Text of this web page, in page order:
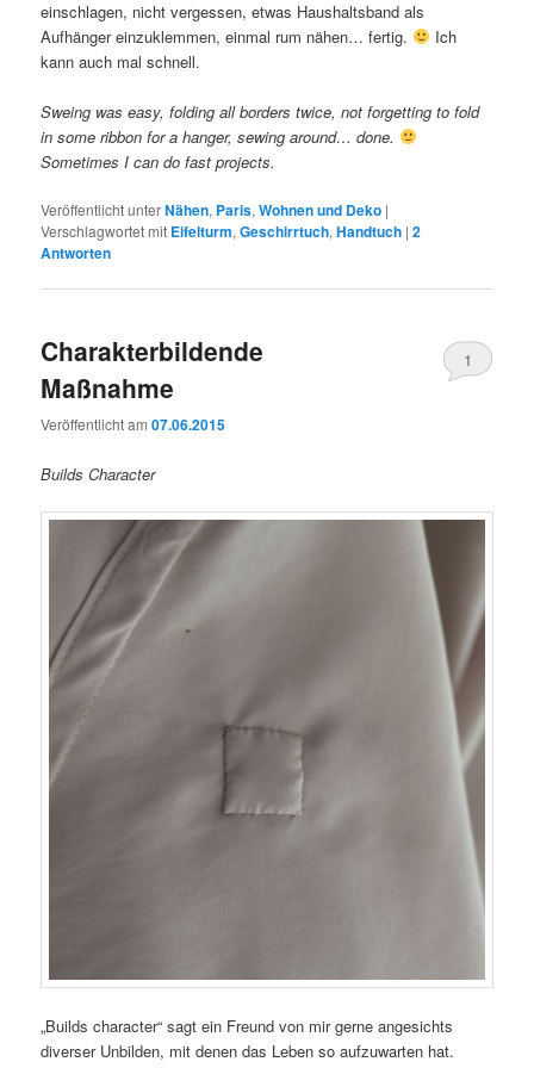
einschlagen, nicht vergessen, etwas Haushaltsband als
Aufhänger einzuklemmen, einmal rum nähen… fertig.
Ich
kann auch mal schnell.
Sweing was easy, folding all borders twice, not forgetting to fold
in some ribbon for a hanger, sewing around… done.
Sometimes I can do fast projects.
Veröffentlicht unterNähen, Paris,Wohnen und Deko |
Verschlagwortet mit Eifelturm,Geschirrtuch,Handtuch |2
Antworten
Charakterbildende
Maßnahme
Veröffentlicht am07.06.2015
1
Builds Character
„Builds character“ sagt ein Freund von mir gerne angesichts
diverser Unbilden, mit denen das Leben so aufzuwarten hat.